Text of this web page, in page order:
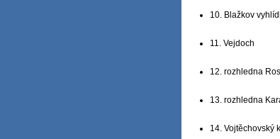
10. Blažkov
11. Vejdoch
12. rozhledna
13. rozhledna
14. Vojtěchovský